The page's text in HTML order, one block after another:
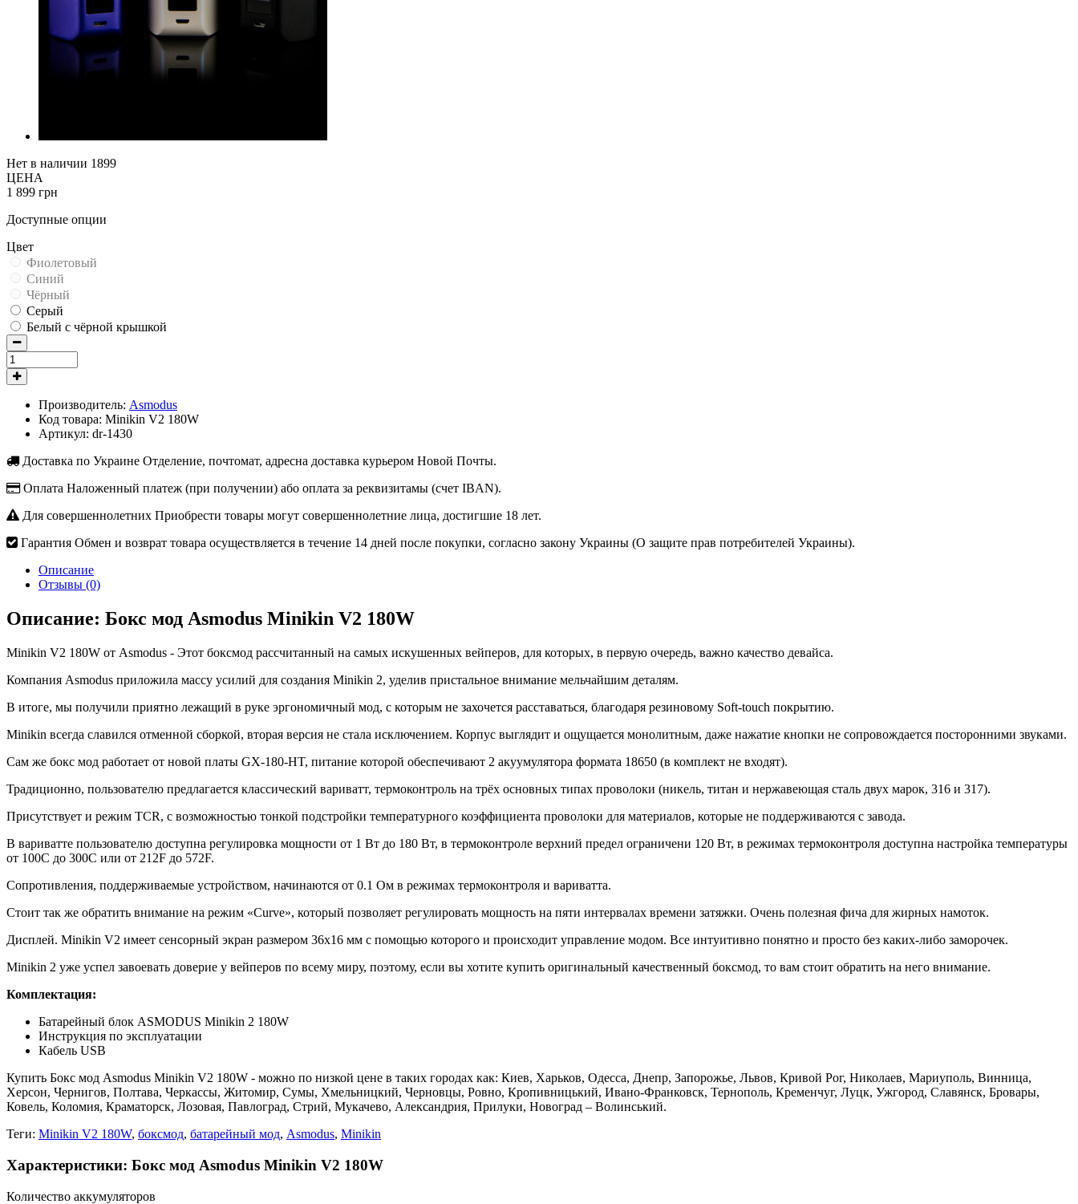
Нет в наличии 1899
ЦЕНА
1 899 грн
Доступные опции
Цвет
Фиолетовый
Синий
Чёрный
Серый
Белый с чёрной крышкой
Производитель: Asmodus
Код товара: Minikin V2 180W
Артикул: dr-1430
Доставка по Украине Отделение, почтомат, адресна доставка курьером Новой Почты.
Оплата Наложенный платеж (при получении) або оплата за реквизитамы (счет IBAN).
Для совершеннолетних Приобрести товары могут совершеннолетние лица, достигшие 18 лет.
Гарантия Обмен и возврат товара осуществляется в течение 14 дней после покупки, согласно закону Украины (О защите прав потребителей Украины).
Описание
Отзывы (0)
Описание: Бокс мод Asmodus Minikin V2 180W
Minikin V2 180W от Asmodus - Этот боксмод рассчитанный на самых искушенных вейперов, для которых, в первую очередь, важно качество девайса.
Компания Asmodus приложила массу усилий для создания Minikin 2, уделив пристальное внимание мельчайшим деталям.
В итоге, мы получили приятно лежащий в руке эргономичный мод, с которым не захочется расставаться, благодаря резиновому Soft-touch покрытию.
Minikin всегда славился отменной сборкой, вторая версия не стала исключением. Корпус выглядит и ощущается монолитным, даже нажатие кнопки не сопровождается посторонними звуками.
Сам же бокс мод работает от новой платы GX-180-HT, питание которой обеспечивают 2 акуумулятора формата 18650 (в комплект не входят).
Традиционно, пользователю предлагается классический вариватт, термоконтроль на трёх основных типах проволоки (никель, титан и нержавеющая сталь двух марок, 316 и 317).
Присутствует и режим TCR, с возможностью тонкой подстройки температурного коэффициента проволоки для материалов, которые не поддерживаются с завода.
В вариватте пользователю доступна регулировка мощности от 1 Вт до 180 Вт, в термоконтроле верхний предел ограничени 120 Вт, в режимах термоконтроля доступна настройка температуры
от 100С до 300С или от 212F до 572F.
Сопротивления, поддерживаемые устройством, начинаются от 0.1 Ом в режимах термоконтроля и вариватта.
Стоит так же обратить внимание на режим «Curve», который позволяет регулировать мощность на пяти интервалах времени затяжки. Очень полезная фича для жирных намоток.
Дисплей. Minikin V2 имеет сенсорный экран размером 36х16 мм с помощью которого и происходит управление модом. Все интуитивно понятно и просто без каких-либо заморочек.
Minikin 2 уже успел завоевать доверие у вейперов по всему миру, поэтому, если вы хотите купить оригинальный качественный боксмод, то вам стоит обратить на него внимание.
Комплектация:
Батарейный блок ASMODUS Minikin 2 180W
Инструкция по эксплуатации
Кабель USB
Купить Бокс мод Asmodus Minikin V2 180W - можно по низкой цене в таких городах как: Киев, Харьков, Одесса, Днепр, Запорожье, Львов, Кривой Рог, Николаев, Мариуполь, Винница,
Херсон, Чернигов, Полтава, Черкассы, Житомир, Сумы, Хмельницкий, Черновцы, Ровно, Кропивницький, Ивано-Франковск, Тернополь, Кременчуг, Луцк, Ужгород, Славянск, Бровары,
Ковель, Коломия, Краматорск, Лозовая, Павлоград, Стрий, Мукачево, Александрия, Прилуки, Новоград – Волинський.
Теги: Minikin V2 180W, боксмод, батарейный мод, Asmodus, Minikin
Характеристики: Бокс мод Asmodus Minikin V2 180W
Количество аккумуляторов